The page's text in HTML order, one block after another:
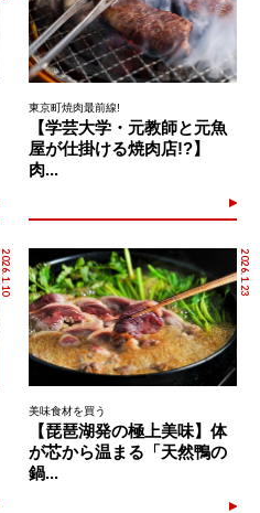
東京町焼肉最前線!
【学芸大学・元教師と元魚
屋が仕掛ける焼肉店!?】
肉...
2026.1.10 2026.1.23
美味食材を買う
【琵琶湖発の極上美味】体
が芯から温まる「天然鴨の
鍋...